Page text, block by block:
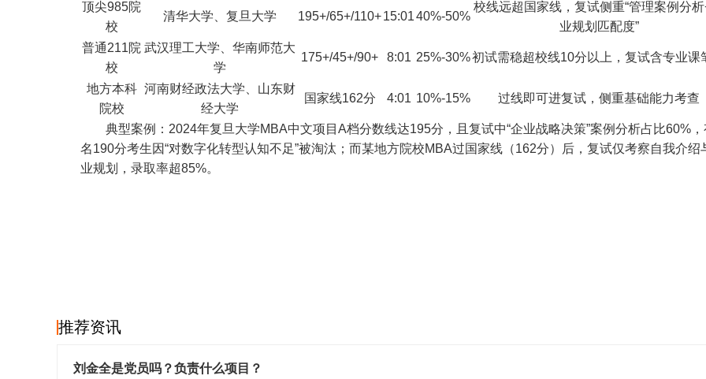
顶尖985院
校
清华大学、复旦大学 195+/65+/110+15:0140%-50%
校线远超国家线，复试侧重“管理案例分
业规划匹配度”
普通211院
校
武汉理工大学、华南师范大
学
175+/45+/90+ 8:01 25%-30%初试需稳超校线10分以上，复试含专业课
地方本科
院校
河南财经政法大学、山东财
经大学
国家线162分 4:01 10%-15% 过线即可进复试，侧重基础能力考查
典型案例：2024年复旦大学MBA中文项目A档分数线达195分，且复试中“企业战略决策”案例分析占比60%，
名190分考生因“对数字化转型认知不足”被淘汰；而某地方院校MBA过国家线（162分）后，复试仅考察自我介绍
业规划，录取率超85%。
推荐资讯
刘金全是党员吗？负责什么项目？